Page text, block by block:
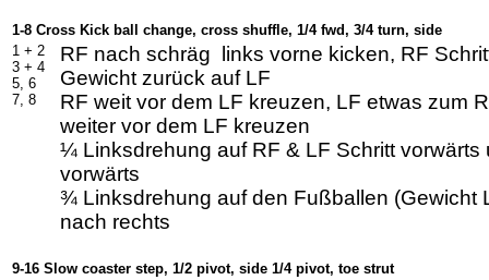
1-8 Cross Kick ball change, cross shuffle, 1/4 fwd, 3/4 turn, side
1 + 2
3 + 4
5, 6
7, 8
RF nach schräg
links vorne kicken, RF
Gewicht zurück auf LF
RF weit vor dem LF kreuzen, LF etwas zum
weiter vor dem LF kreuzen
¼ Linksdrehung auf RF & LF Schritt vorwärts
vorwärts
¾ Linksdrehung auf den Fußballen (Gewicht
nach rechts
9-16 Slow coaster step, 1/2 pivot, side 1/4 pivot, toe strut